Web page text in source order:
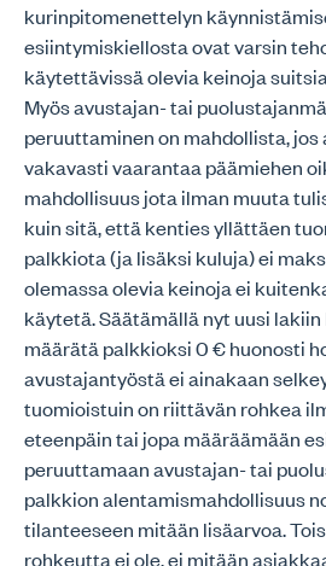
kurinpitomenettelyn
esiintymiskiellosta ovat varsin
käytettävissä olevia keinoja
Myös avustajan- tai
peruuttaminen on mahdollista, jos
vakavasti vaarantaa päämiehen
mahdollisuus jota ilman muuta
kuin sitä, että kenties yllättäen
palkkiota (ja lisäksi kuluja) ei
olemassa olevia keinoja ei
käytetä. Säätämällä nyt uusi
määrätä palkkioksi 0 € huonosti
avustajantyöstä ei ainakaan
tuomioistuin on riittävän rohkea
eteenpäin tai jopa määräämään
peruuttamaan avustajan- tai
palkkion alentamismahdollisuus
tilanteeseen mitään lisäarvoa.
rohkeutta ei ole, ei mitään